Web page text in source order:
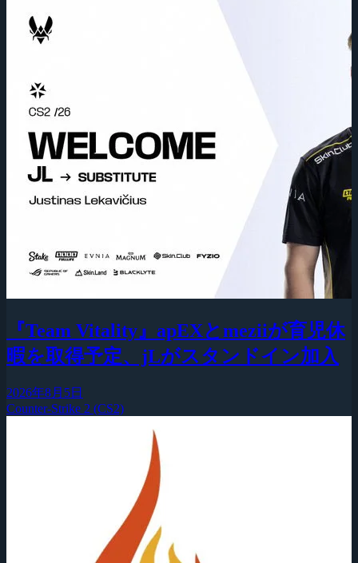
『Team Vitality』apEXとmeziiが育児休
暇を取得予定、jLがスタンドイン加入
2026年8月5日
Counter-Strike 2 (CS2)